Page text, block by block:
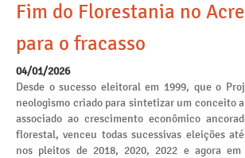
Fim do Florestania no
para o fracasso
04/01/2026
Desde o sucesso eleitoral em 1999, que o
neologismo criado para sintetizar um conceito
associado ao crescimento econômico
florestal, venceu todas sucessivas eleições
nos pleitos de 2018, 2020, 2022 e agora